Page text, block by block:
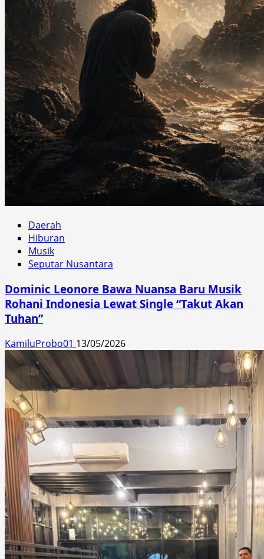
Daerah
Hiburan
Musik
Seputar Nusantara
Dominic Leonore Bawa Nuansa Baru Musik
Rohani Indonesia Lewat Single “Takut Akan
Tuhan”
KamiluProbo01 13/05/2026